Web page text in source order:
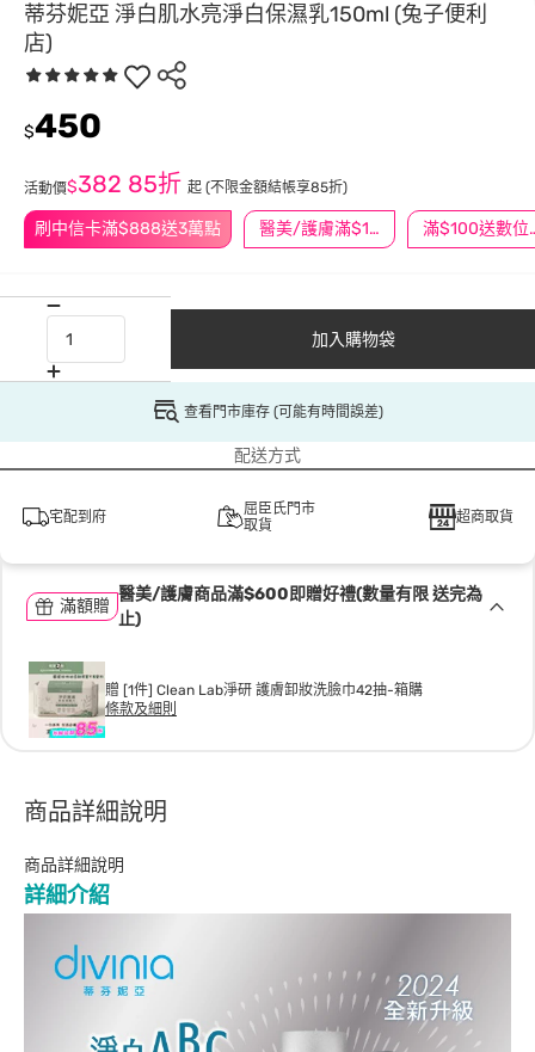
蒂芬妮亞 淨白肌水亮淨白保濕乳150ml (兔子便利
店)
刷中信卡滿$888送3萬點 醫美/護膚滿$1200送$200 滿
$450
活動價$382 85折 起 (不限金額結帳享85折)
加入購物袋
查看門市庫存 (可能有時間誤差)
配送方式
宅配到府
屈臣氏門市
取貨
超商取貨
滿額贈
醫美/護膚商品滿$600即贈好禮(數量有限 送完為
止)
贈 [1件] Clean Lab淨研 護膚卸妝洗臉巾42抽-箱購
條款及細則
商品詳細說明
商品詳細說明
詳細介紹